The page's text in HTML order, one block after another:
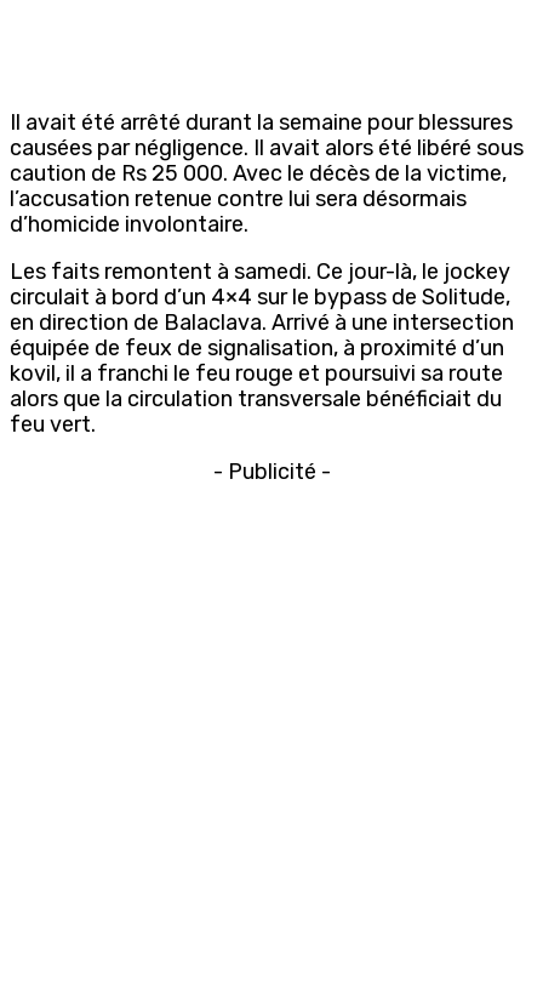
Il avait été arrêté durant la semaine pour blessures
causées par négligence. Il avait alors été libéré sous
caution de Rs 25 000. Avec le décès de la victime,
l’accusation retenue contre lui sera désormais
d’homicide involontaire.
Les faits remontent à samedi. Ce jour-là, le jockey
circulait à bord d’un 4×4 sur le bypass de Solitude,
en direction de Balaclava. Arrivé à une intersection
équipée de feux de signalisation, à proximité d’un
kovil, il a franchi le feu rouge et poursuivi sa route
alors que la circulation transversale bénéficiait du
feu vert.
- Publicité -